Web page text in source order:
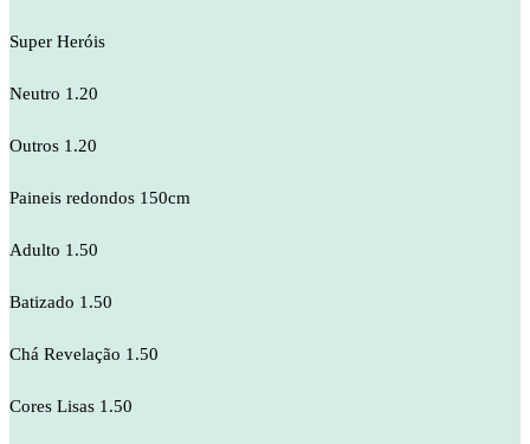
Super Heróis
Neutro 1.20
Outros 1.20
Paineis redondos 150cm
Adulto 1.50
Batizado 1.50
Chá Revelação 1.50
Cores Lisas 1.50